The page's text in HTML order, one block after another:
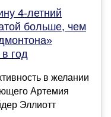
4-летний
больше, чем
год
в желании
Артемия
Эллиотт